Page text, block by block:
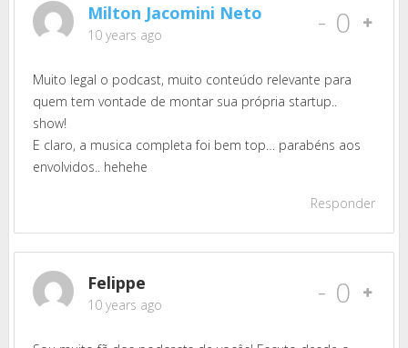
Milton Jacomini Neto
10 years ago - 0
Muito legal o podcast, muito conteúdo relevante para
quem tem vontade de montar sua própria startup..
show!
E claro, a musica completa foi bem top… parabéns aos
envolvidos.. hehehe
Responder
Felippe
10 years ago - 0